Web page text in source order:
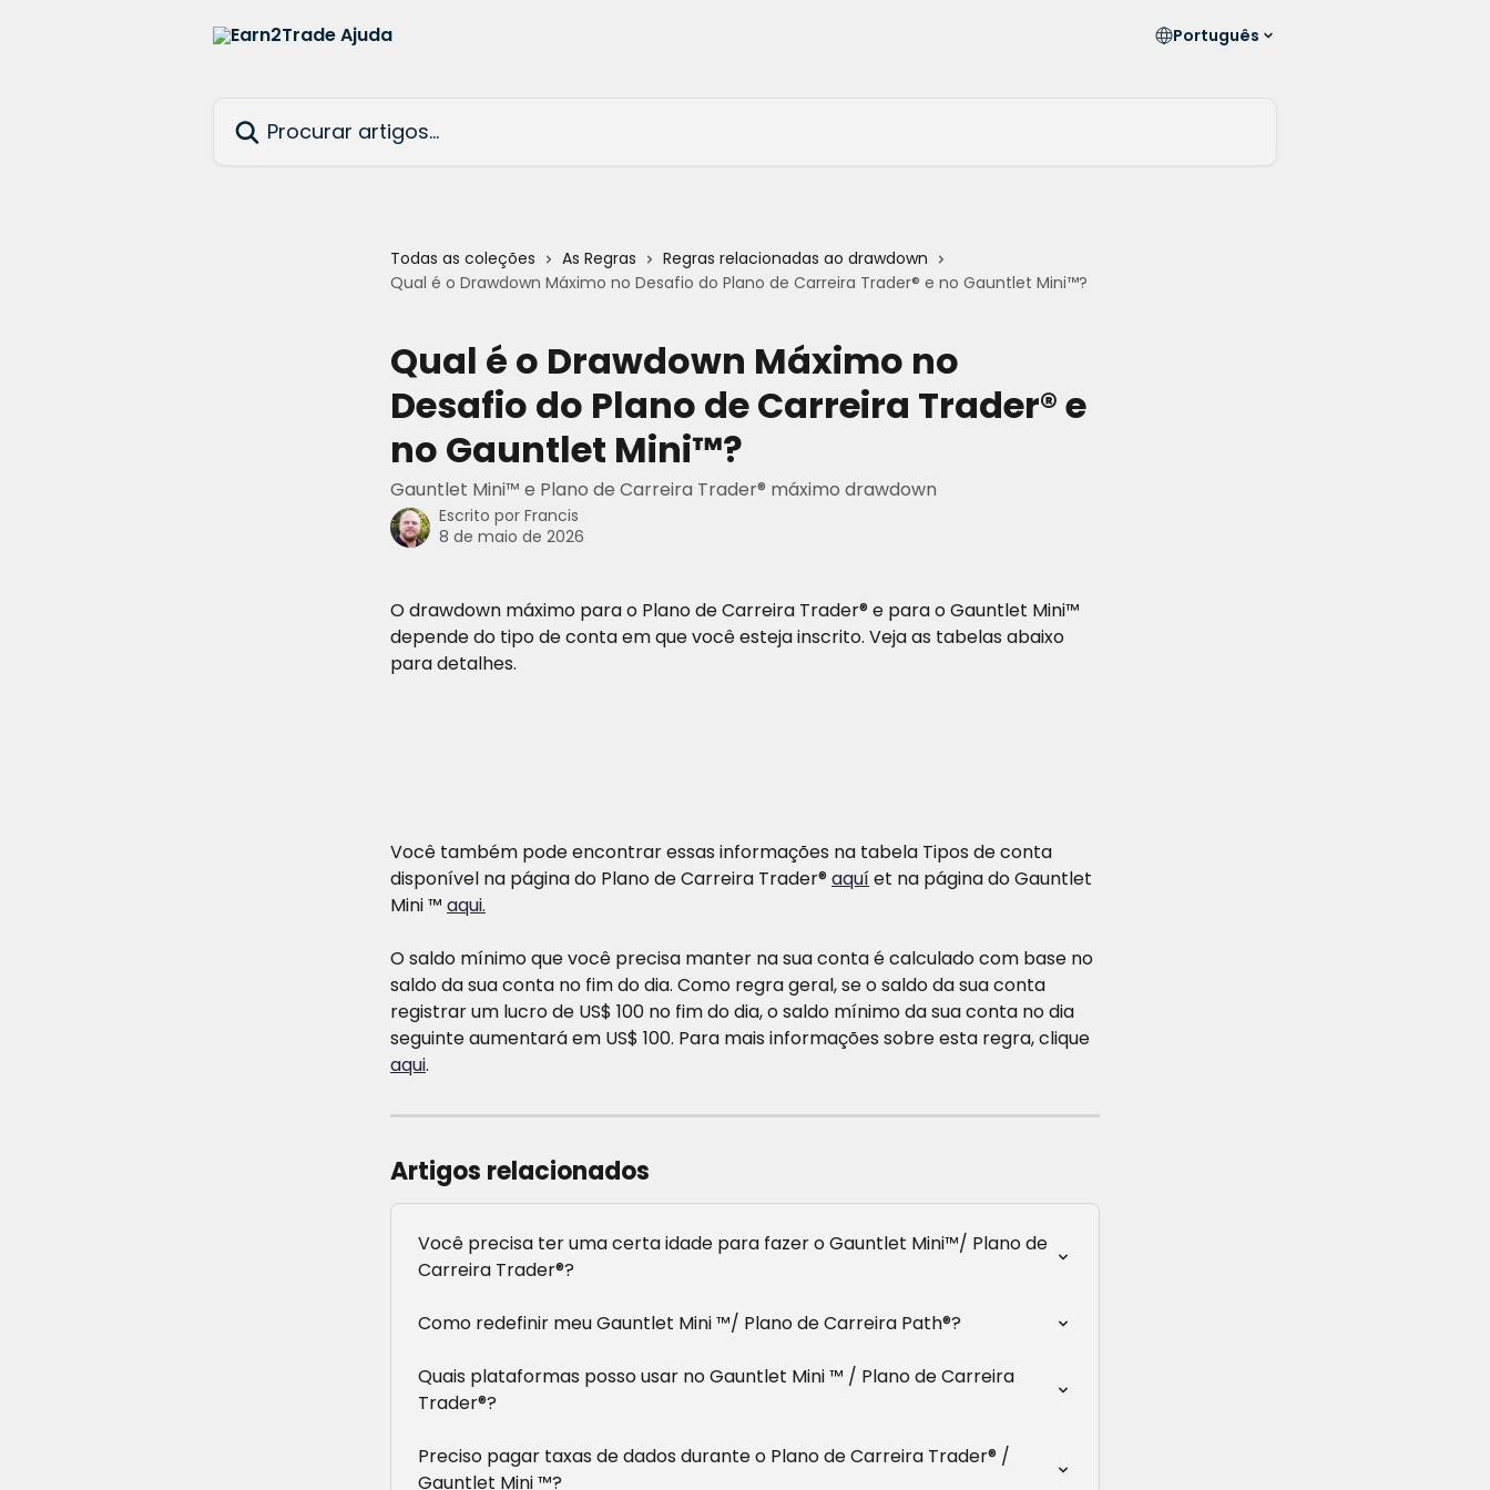
Português
Todas as coleções As Regras
Regras relacionadas ao drawdown
Qual é o Drawdown Máximo no Desafio do Plano de Carreira Trader® e no Gauntlet Mini™?
Qual é o Drawdown Máximo no
Desafio do Plano de Carreira Trader® e
no Gauntlet Mini™?
Gauntlet Mini™ e Plano de Carreira Trader® máximo drawdown
Escrito por Francis
8 de maio de 2026
O drawdown máximo para o Plano de Carreira Trader® e para o Gauntlet Mini™
depende do tipo de conta em que você esteja inscrito. Veja as tabelas abaixo
para detalhes.
Você também pode encontrar essas informações na tabela Tipos de conta
disponível na página do Plano de Carreira Trader® aquí et na página do Gauntlet
Mini ™ aqui.
O saldo mínimo que você precisa manter na sua conta é calculado com base no
saldo da sua conta no fim do dia. Como regra geral, se o saldo da sua conta
registrar um lucro de US$ 100 no fim do dia, o saldo mínimo da sua conta no dia
seguinte aumentará em US$ 100. Para mais informações sobre esta regra, clique
aqui.
Artigos relacionados
Você precisa ter uma certa idade para fazer o Gauntlet Mini™/ Plano de
Carreira Trader®?
Como redefinir meu Gauntlet Mini ™/ Plano de Carreira Path®?
Quais plataformas posso usar no Gauntlet Mini ™ / Plano de Carreira
Trader®?
Preciso pagar taxas de dados durante o Plano de Carreira Trader® /
Gauntlet Mini ™?